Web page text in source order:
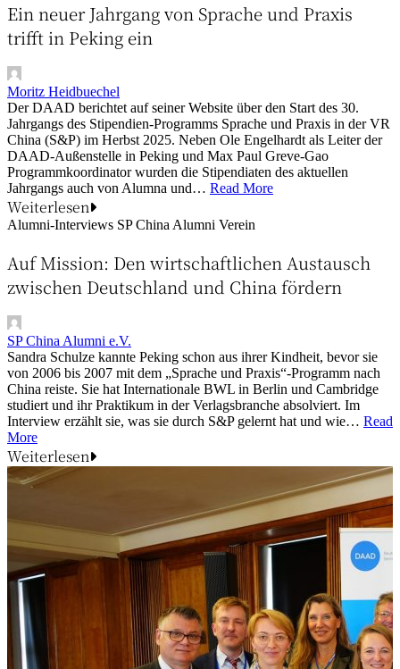
Ein neuer Jahrgang von Sprache und Praxis
trifft in Peking ein
Moritz Heidbuechel
Der DAAD berichtet auf seiner Website über den Start des 30.
Jahrgangs des Stipendien-Programms Sprache und Praxis in der VR
China (S&P) im Herbst 2025. Neben Ole Engelhardt als Leiter der
DAAD-Außenstelle in Peking und Max Paul Greve-Gao
Programmkoordinator wurden die Stipendiaten des aktuellen
Jahrgangs auch von Alumna und… Read More
Weiterlesen
Alumni-Interviews SP China Alumni Verein
Auf Mission: Den wirtschaftlichen Austausch
zwischen Deutschland und China fördern
SP China Alumni e.V.
Sandra Schulze kannte Peking schon aus ihrer Kindheit, bevor sie
von 2006 bis 2007 mit dem „Sprache und Praxis“-Programm nach
China reiste. Sie hat Internationale BWL in Berlin und Cambridge
studiert und ihr Praktikum in der Verlagsbranche absolviert. Im
Interview erzählt sie, was sie durch S&P gelernt hat und wie… Read
More
Weiterlesen